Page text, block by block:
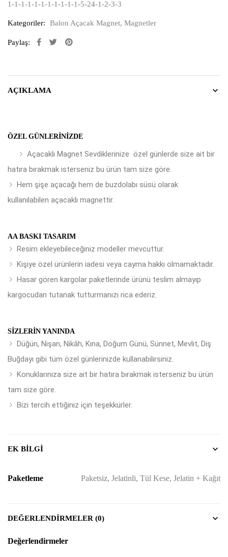
1-1-1-1-1-1-1-1-1-1-1-5-24-1-2-3-3
Kategoriler: Balon Açacak Magnet, Magnetler
Paylaş:
AÇIKLAMA
ÖZEL GÜNLERINIZDE
Açacaklı Magnet Sevdiklerinize özel günlerde size ait bir
hatıra bırakmak isterseniz bu ürün tam size göre.
Hem şişe açacağı hem de buzdolabı süsü olarak
kullanılabilen açacaklı magnettir.
AA BASKI TASARIM
Resim ekleyebileceğiniz modeller mevcuttur.
Kişiye özel ürünlerin iadesi veya cayma hakkı olmamaktadır.
Hasar gören kargolar paketlerinde ürünü teslim almayıp
kargocudan tutanak tutturmanızı rica ederiz.
SIZLERIN YANINDA
Düğün, Nişan, Nikâh, Kına, Doğum Günü, Sünnet, Mevlit, Diş
Buğdayı gibi tüm özel günlerinizde kullanabilirsiniz.
Konuklarınıza size ait bir hatıra bırakmak isterseniz bu ürün
tam size göre.
Bizi tercih ettiğiniz için teşekkürler.
EK BILGI
Paketleme Paketsiz, Jelatinli, Tül Kese, Jelatin + Kağıt
DEĞERLENDIRMELER (0)
Değerlendirmeler